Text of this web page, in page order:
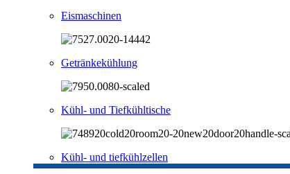
Eismaschinen
Getränkekühlung
Kühl- und Tiefkühltische
Kühl- und tiefkühlzellen